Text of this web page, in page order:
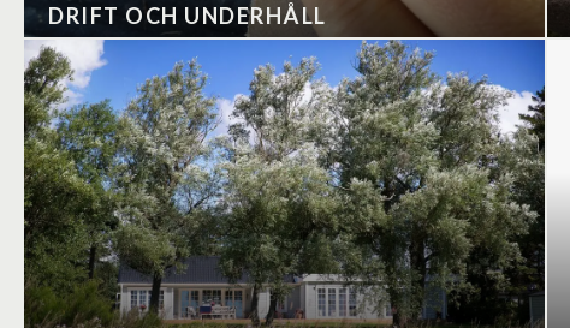
DRIFT OCH UNDERHÅLL